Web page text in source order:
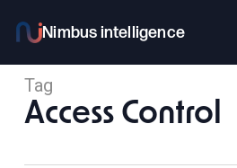
main
content
Tag
Access Control